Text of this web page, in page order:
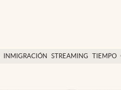
INMIGRACIÓN STREAMING TIEMPO